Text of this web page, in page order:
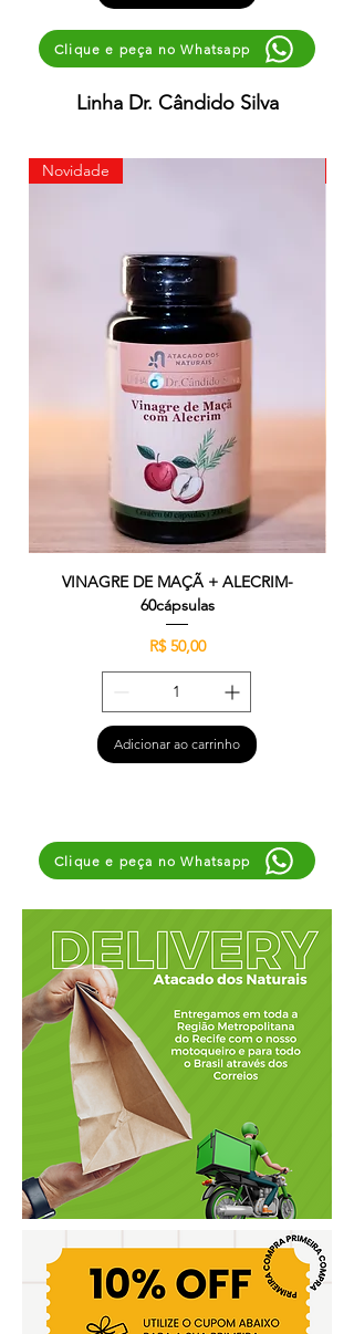
Clique e peça no Whatsapp
Linha Dr. Cândido Silva
Novidade
VINAGRE DE MAÇÃ + ALECRIM-
60cápsulas
Preço
R$ 50,00
Adicionar ao carrinho
Clique e peça no Whatsapp